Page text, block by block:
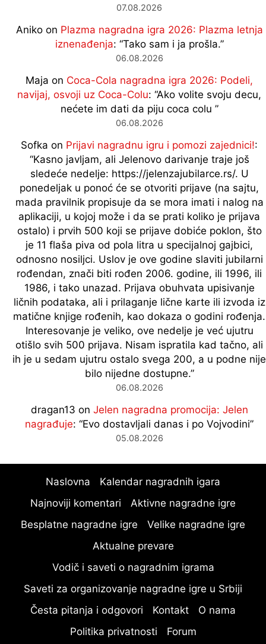
07.08.2026
Anikoon Plazma nagradna igra 2026: Plazma letnja
iznenađenja: “Tako sam i ja prošla.”
06.08.2026
Maja on Coca-Cola nagradna igra 2026: Podeli,
navijaj, osvoji uz Coca-Colu: “Ako volite svoju decu,
nećete im dati da piju coca colu ”
06.08.2026
Sofka on Prijavi nagradnu igru i pomozi zajednici!:
“Kasno javljam, ali Jelenovo darivanje traje još
sledeće nedelje: https://jelenzajubilarce.rs/. U
ponedeljak u ponoć će se otvoriti prijave (na sajtu,
mada pravilnik propisuje da se mora imati i nalog na
aplikaciji, u kojoj može i da se prati koliko je prijava
ostalo) i prvih 500 koji se prijave dobiće poklon, što
je 11 flaša piva od pola litra u specijalnoj gajbici,
odnosno nosiljci. Uslov je ove godine slaviti jubilarni
rođendan, znači biti rođen 2006. godine, ili 1996, ili
1986, i tako unazad. Prijava obuhvata upisivanje
ličnih podataka, ali i prilaganje lične karte ili izvoda iz
matične knjige rođenih, kao dokaza o godini rođenja.
Interesovanje je veliko, ove nedelje je već ujutru
otišlo svih 500 prijava. Nisam ispratila kad tačno, ali
ih je u sedam ujutru ostalo svega 200, a u podne nije
bilo nijedne dostupne.”
06.08.2026
dragan13 on Jelen nagradna promocija: Jelen
nagrađuje: “Evo dostavljali danas i po Vojvodini”
05.08.2026
Naslovna
Kalendar nagradnih igara
Najnoviji komentari
Aktivne nagradne igre
Besplatne nagradne igre
Velike nagradne igre
Aktualne prevare
Vodič i saveti o nagradnim igrama
Saveti za organizovanje nagradne igre u Srbiji
Česta pitanja i odgovori
Kontakt
O nama
Politika privatnosti
Forum